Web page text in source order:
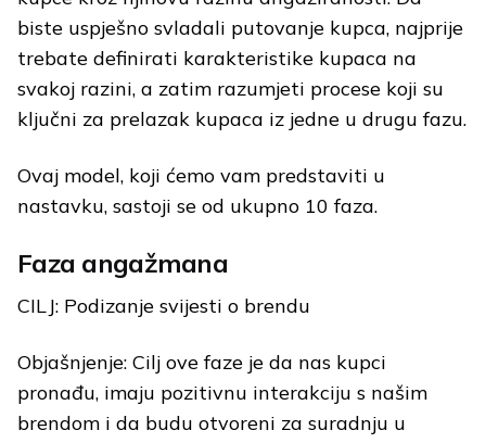
biste uspješno svladali putovanje kupca, najprije
trebate definirati karakteristike kupaca na
svakoj razini, a zatim razumjeti procese koji su
ključni za prelazak kupaca iz jedne u drugu fazu.
Ovaj model, koji ćemo vam predstaviti u
nastavku, sastoji se od ukupno 10 faza.
Faza angažmana
CILJ: Podizanje svijesti o brendu
Objašnjenje: Cilj ove faze je da nas kupci
pronađu, imaju pozitivnu interakciju s našim
brendom i da budu otvoreni za suradnju u